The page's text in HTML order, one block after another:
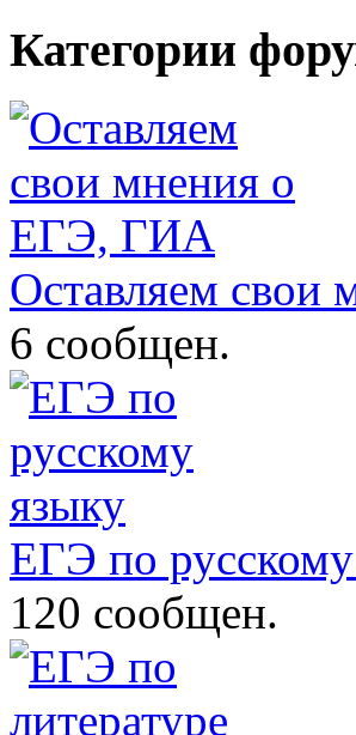
Категории
Оставляем
6 сообщен.
ЕГЭ по
120 сообщен.